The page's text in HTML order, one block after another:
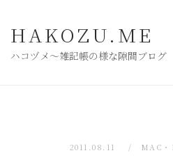
HAKOZU.ME
ハコヅメ〜雑記帳の様な隙間ブログ
2011.08.11 MAC